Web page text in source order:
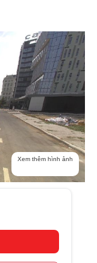
Xem thêm hình ảnh